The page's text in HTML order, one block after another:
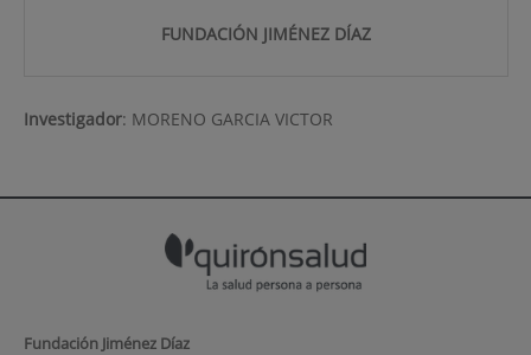
FUNDACIÓN JIMÉNEZ DÍAZ
Investigador: MORENO GARCIA VICTOR
Fundación Jiménez Díaz